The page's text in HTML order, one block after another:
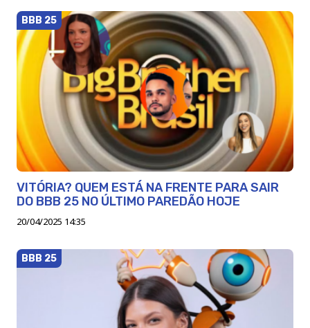
BBB 25
VITÓRIA? QUEM ESTÁ NA FRENTE PARA SAIR
DO BBB 25 NO ÚLTIMO PAREDÃO HOJE
20/04/2025 14:35
BBB 25